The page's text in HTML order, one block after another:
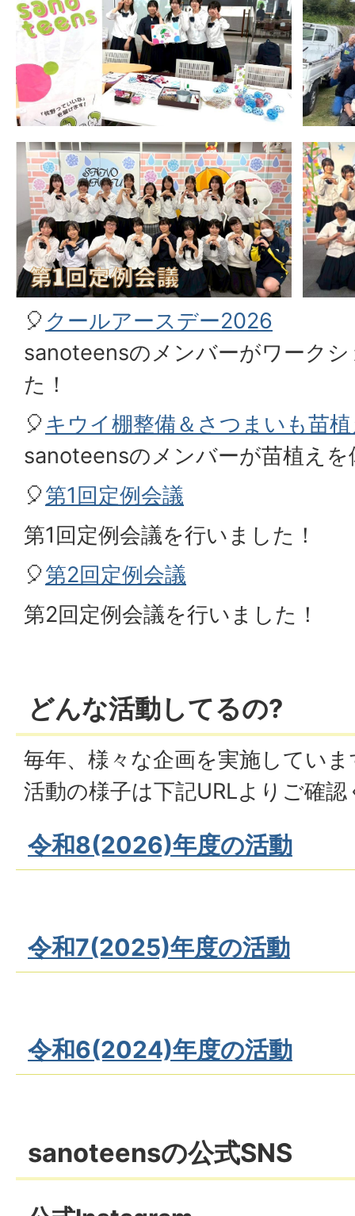
🎈 クールアースデー2026
sanoteensのメンバーがワーク
た！
🎈 キウイ棚整備＆さつまいも苗
sanoteensのメンバーが苗植え
🎈第1回定例会議
第1回定例会議を行いました！
🎈第2回定例会議
第2回定例会議を行いました！
どんな活動してるの?
毎年、様々な企画を実施してい
活動の様子は下記URLよりご確
令和8(2026)年度の活動
令和7(2025)年度の活動
令和6(2024)年度の活動
sanoteensの公式SNS